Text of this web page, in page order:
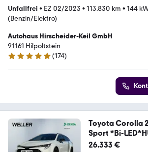
Unfallfrei • EZ 02/2023 • 113.830 km • 144
(Benzin/Elektro)
Autohaus Hirscheider-Keil GmbH
91161 Hilpoltstein
5 Sterne
(174)
Toyota Corolla
Sport *Bi-
26.333 €